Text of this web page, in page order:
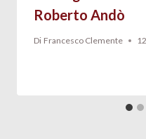
Roberto Andò
Di Francesco Clemente